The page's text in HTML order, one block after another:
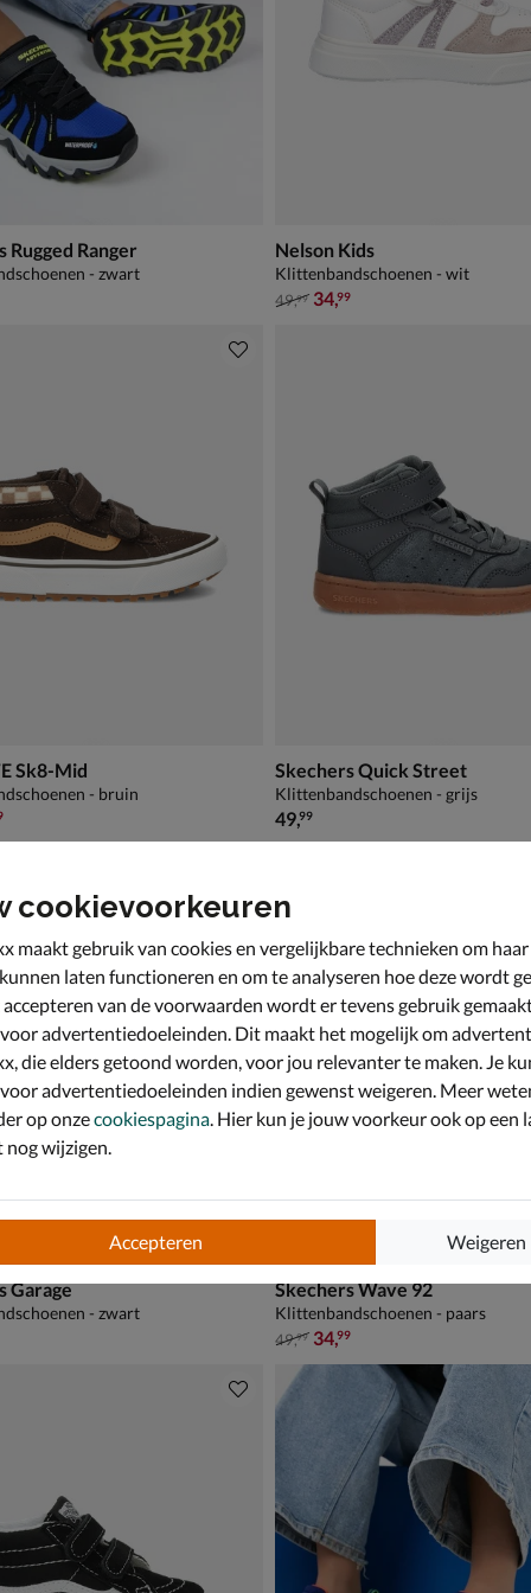
Rugged Ranger
- zwart
Nelson Kids
Klittenbandschoenen - wit
van € 49,99 voor € 34,99
49,99 34,99
Sk8-Mid
- bruin
voor € 48,99
Skechers Quick Street
Klittenbandschoenen - grijs
€ 49,99
49,99
Garage
- zwart
Skechers Wave 92
Klittenbandschoenen - paars
van € 49,99 voor € 34,99
49,99 34,99
cookievoorkeuren
maakt gebruik van cookies en vergelijkbare technieken om
laten functioneren en om te analyseren hoe deze wordt
van de voorwaarden wordt er tevens gebruik
advertentiedoeleinden. Dit maakt het mogelijk om
die elders getoond worden, voor jou relevanter te maken. Je
advertentiedoeleinden indien gewenst weigeren. Meer
op onzecookiespagina . Hier kun je jouw voorkeur ook op een
wijzigen.
Accepteren Weigeren